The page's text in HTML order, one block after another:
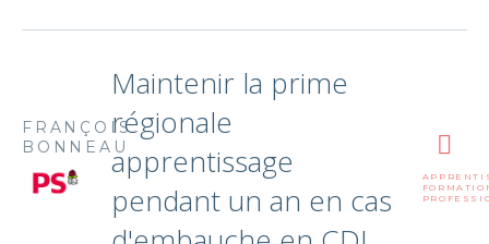
FRANÇOIS
BONNEAU
Maintenir la prime
régionale
apprentissage
pendant un an en cas